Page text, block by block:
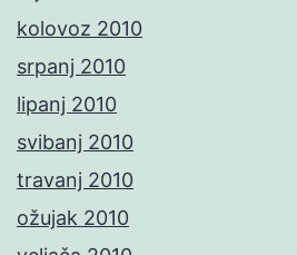
kolovoz 2010
srpanj 2010
lipanj 2010
svibanj 2010
travanj 2010
ožujak 2010